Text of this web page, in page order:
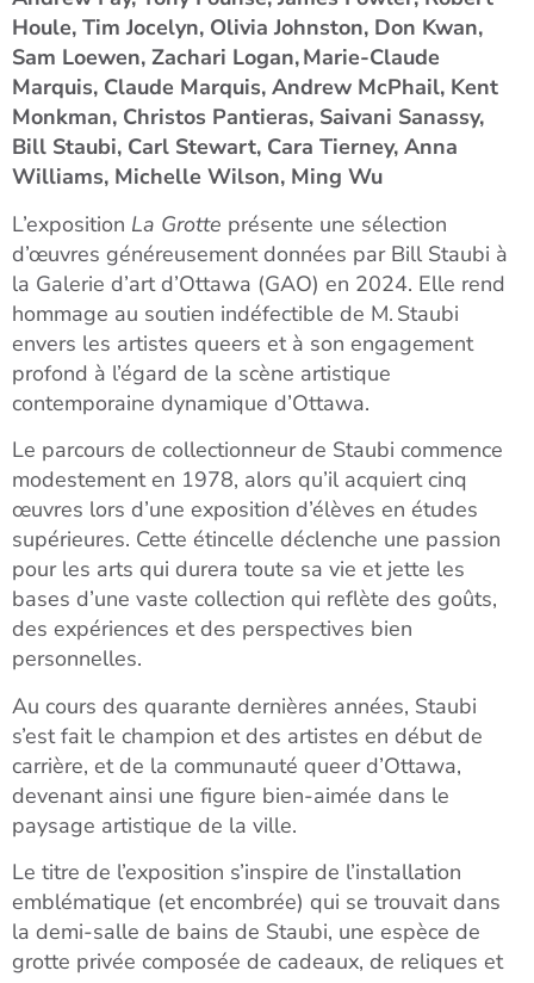
Houle, Tim Jocelyn, Olivia Johnston, Don Kwan,
Sam Loewen, Zachari Logan, Marie-Claude
Marquis, Claude Marquis, Andrew McPhail, Kent
Monkman, Christos Pantieras, Saivani Sanassy,
Bill Staubi, Carl Stewart, Cara Tierney, Anna
Williams, Michelle Wilson, Ming Wu
L’exposition La Grotte présente une sélection
d’œuvres généreusement données par Bill Staubi à
la Galerie d’art d’Ottawa (GAO) en 2024. Elle rend
hommage au soutien indéfectible de M. Staubi
envers les artistes queers et à son engagement
profond à l’égard de la scène artistique
contemporaine dynamique d’Ottawa.
Le parcours de collectionneur de Staubi commence
modestement en 1978, alors qu’il acquiert cinq
œuvres lors d’une exposition d’élèves en études
supérieures. Cette étincelle déclenche une passion
pour les arts qui durera toute sa vie et jette les
bases d’une vaste collection qui reflète des goûts,
des expériences et des perspectives bien
personnelles.
Au cours des quarante dernières années, Staubi
s’est fait le champion et des artistes en début de
carrière, et de la communauté queer d’Ottawa,
devenant ainsi une figure bien-aimée dans le
paysage artistique de la ville.
Le titre de l’exposition s’inspire de l’installation
emblématique (et encombrée) qui se trouvait dans
la demi-salle de bains de Staubi, une espèce de
grotte privée composée de cadeaux, de reliques et